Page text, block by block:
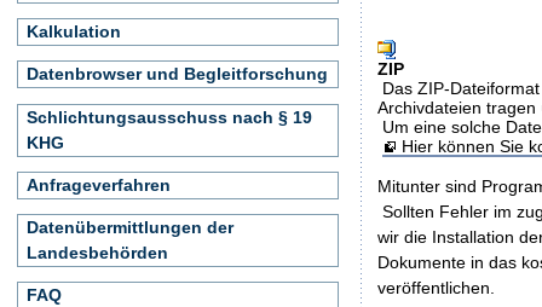
ZIP
Das ZIP-
Archivdateien
Um eine solche
Hier können Sie
Mitunter sind
Sollten Fehler im
wir die Installation
Dokumente in das
veröffentlichen.
Kalkulation
Datenbrowser und Begleitforschung
Schlichtungsausschuss nach § 19
KHG
Anfrageverfahren
Datenübermittlungen der
Landesbehörden
FAQ